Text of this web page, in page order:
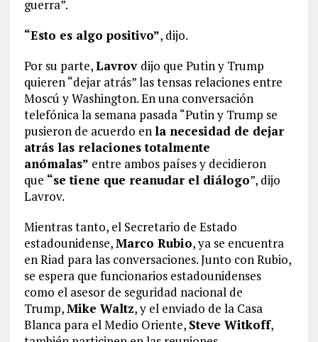
guerra”.
“Esto es algo positivo”, dijo.
Por su parte,Lavrov dijo que Putin y Trump
quieren “dejar atrás” las tensas relaciones entre
Moscú y Washington. En una conversación
telefónica la semana pasada “Putin y Trump se
pusieron de acuerdo enla necesidad de dejar
atrás las relaciones totalmente
anómalas” entre ambos países y decidieron
que “se tiene que reanudar el diálogo”, dijo
Lavrov.
Mientras tanto, el Secretario de Estado
estadounidense,Marco Rubio, ya se encuentra
en Riad para las conversaciones. Junto con Rubio,
se espera que funcionarios estadounidenses
como el asesor de seguridad nacional de
Trump,Mike Waltz, y el enviado de la Casa
Blanca para el Medio Oriente, Steve Witkoff,